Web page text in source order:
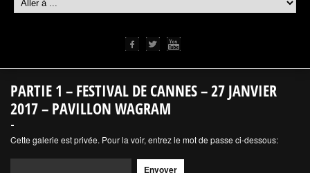
PARTIE 1 – FESTIVAL DE CANNES – 27 JANVIER
2017 – PAVILLON WAGRAM
Cette galerie est privée. Pour la voir, entrez le mot de passe ci-dessous: